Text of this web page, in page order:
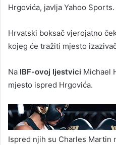
Hrgovića, javlja Yahoo Sports.
Hrvatski boksač vjerojatno
kojeg će tražiti mjesto
Na IBF-ovoj ljestvici Michael
mjesto ispred Hrgovića.
Ispred njih su Charles Martin